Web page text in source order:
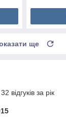
ще
відгуків за рік